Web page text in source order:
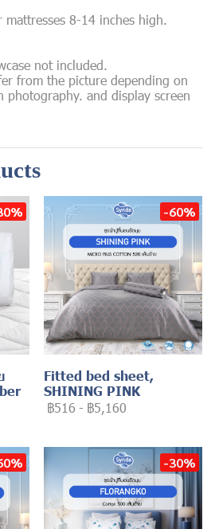
mattresses 8-14 inches high.
not included.
from the picture depending on
photography. and display screen
-60%
Fitted bed sheet,
SHINING PINK
฿516 - ฿5,160
-30%